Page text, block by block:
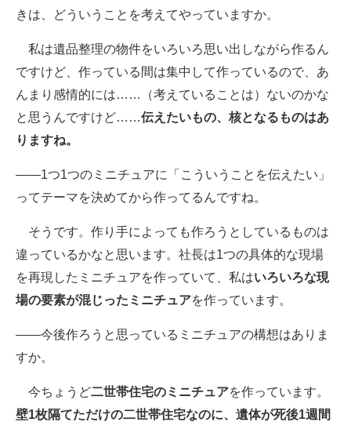
きは、どういうことを考えてやっていますか。
私は遺品整理の物件をいろいろ思い出しながら作るん
ですけど、作っている間は集中して作っているので、あ
んまり感情的には……（考えていることは）ないのかな
と思うんですけど……伝えたいもの、核となるものはあ
りますね。
――1つ1つのミニチュアに「こういうことを伝えたい」
ってテーマを決めてから作ってるんですね。
そうです。作り手によっても作ろうとしているものは
違っているかなと思います。社長は1つの具体的な現場
を再現したミニチュアを作っていて、私はいろいろな現
場の要素が混じったミニチュアを作っています。
――今後作ろうと思っているミニチュアの構想はありま
すか。
今ちょうど二世帯住宅のミニチュアを作っています。
壁1枚隔てただけの二世帯住宅なのに、遺体が死後1週間